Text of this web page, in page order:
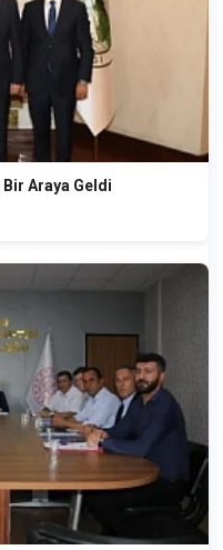
Araya Geldi